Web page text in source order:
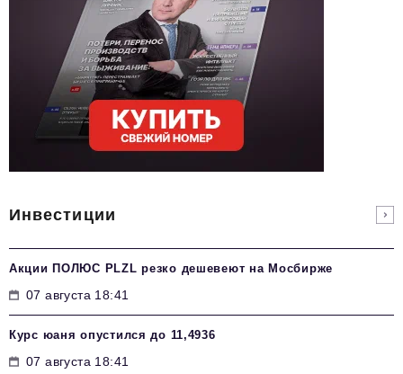
Инвестиции
Акции ПОЛЮС PLZL резко дешевеют на Мосбирже
07 августа 18:41
Курс юаня опустился до 11,4936
07 августа 18:41